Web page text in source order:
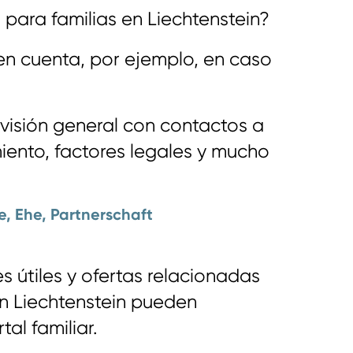
familias en Liechtenstein?
cuenta, por ejemplo, en caso
general con contactos a
factores legales y mucho
Ehe, Partnerschaft
útiles y ofertas relacionadas
Liechtenstein pueden
familiar.